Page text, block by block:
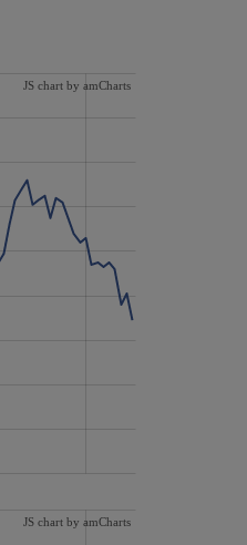
JS chart by amCharts
JS chart by amCharts